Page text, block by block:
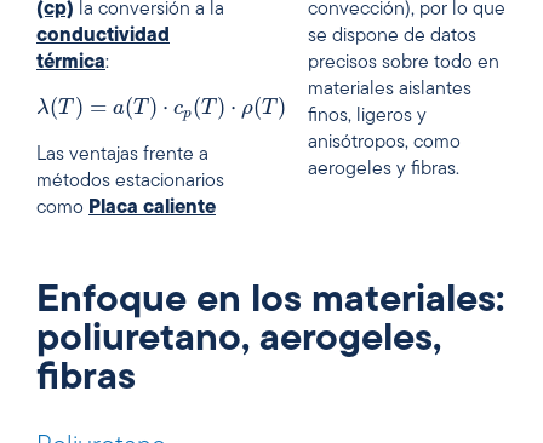
(cp) la conversión a la
conductividad
térmica:
λ(T ) = a(T ) ⋅ cp(T ) ⋅ ρ(T)
Las ventajas frente a
métodos estacionarios
como Placa caliente
convección), por lo que
se dispone de datos
precisos sobre todo en
materiales aislantes
finos, ligeros y
anisótropos, como
aerogeles y fibras.
Enfoque en los materiales:
poliuretano, aerogeles,
fibras